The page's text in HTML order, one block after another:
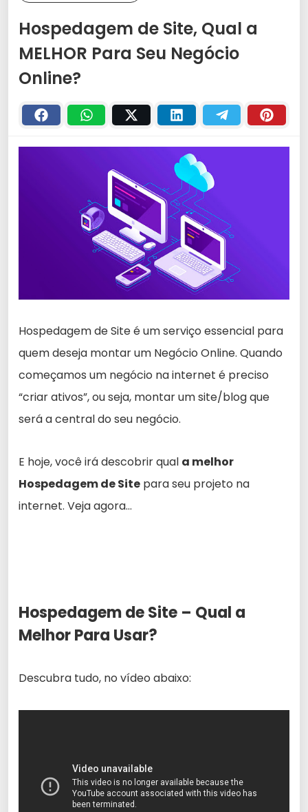
Hospedagem de Site, Qual a
MELHOR Para Seu Negócio
Online?
Hospedagem de Site é um serviço essencial para
quem deseja montar um Negócio Online. Quando
começamos um negócio na internet é preciso
“criar ativos”, ou seja, montar um site/blog que
será a central do seu negócio.
E hoje, você irá descobrir qual a melhor
Hospedagem de Site para seu projeto na
internet. Veja agora…
Hospedagem de Site – Qual a
Melhor Para Usar?
Descubra tudo, no vídeo abaixo: